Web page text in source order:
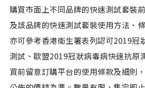
購買市面上不同品牌的快速測試套裝
及該品牌的快速測試套裝使用方法、
亦可參考香港衞生署表列認可2019冠
測試、歐盟2019冠狀病毒病快速抗原
買前留意訂購平台的使用條款及細則